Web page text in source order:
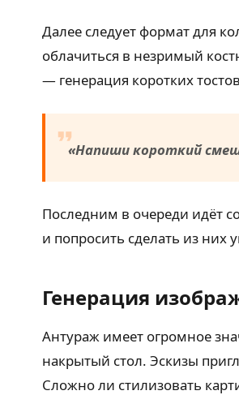
Далее следует формат для
облачиться в незримый
— генерация коротких
«Напиши короткий
Последним в очереди идёт
и попросить сделать из них
Генерация
Антураж имеет огромное
накрытый стол. Эскизы
Сложно ли стилизовать